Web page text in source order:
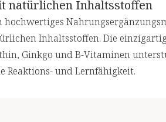
natürlichen Inhaltsstoffen
hochwertiges
Inhaltsstoffen. Die
Ginkgo und B-Vitaminen
Reaktions- und Lernfähigkeit.